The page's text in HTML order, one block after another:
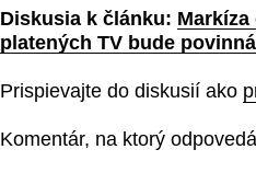
Diskusia k článku:
platených TV bude
Prispievajte do diskusií ako
Komentár, na ktorý